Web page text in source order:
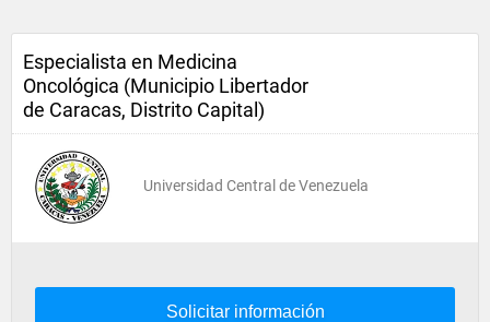
Especialista en Medicina
Oncológica (Municipio Libertador
de Caracas, Distrito Capital)
Universidad Central de Venezuela
Solicitar información